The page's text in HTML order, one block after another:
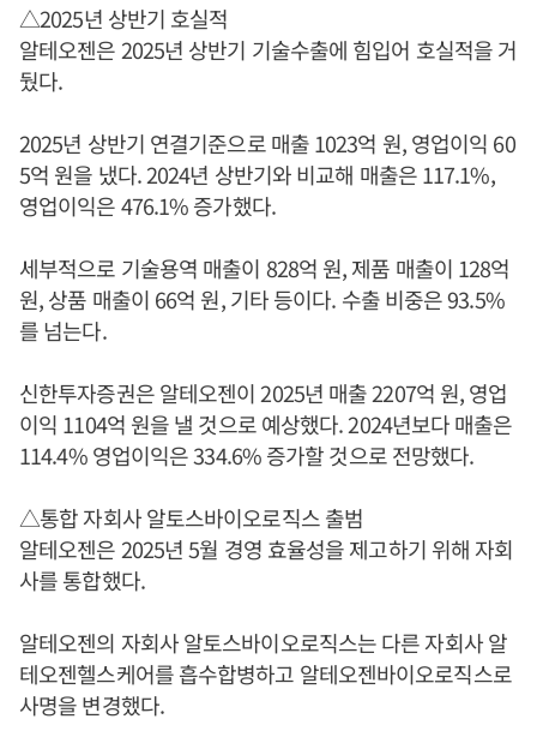
△2025년 상반기 호실적
알테오젠은 2025년 상반기 기술수출에 힘입어 호실적을 거
뒀다.
2025년 상반기 연결기준으로 매출 1023억 원, 영업이익 60
5억 원을 냈다. 2024년 상반기와 비교해 매출은 117.1%,
영업이익은 476.1% 증가했다.
세부적으로 기술용역 매출이 828억 원, 제품 매출이 128억
원, 상품 매출이 66억 원, 기타 등이다. 수출 비중은 93.5%
를 넘는다.
신한투자증권은 알테오젠이 2025년 매출 2207억 원, 영업
이익 1104억 원을 낼 것으로 예상했다. 2024년보다 매출은
114.4% 영업이익은 334.6% 증가할 것으로 전망했다.
△통합 자회사 알토스바이오로직스 출범
알테오젠은 2025년 5월 경영 효율성을 제고하기 위해 자회
사를 통합했다.
알테오젠의 자회사 알토스바이오로직스는 다른 자회사 알
테오젠헬스케어를 흡수합병하고 알테오젠바이오로직스로
사명을 변경했다.